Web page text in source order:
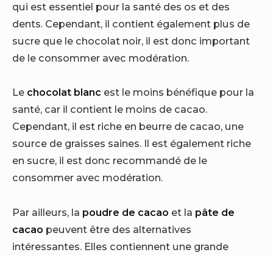
qui est essentiel pour la santé des os et des
dents. Cependant, il contient également plus de
sucre que le chocolat noir, il est donc important
de le consommer avec modération.
Le chocolat blanc est le moins bénéfique pour la
santé, car il contient le moins de cacao.
Cependant, il est riche en beurre de cacao, une
source de graisses saines. Il est également riche
en sucre, il est donc recommandé de le
consommer avec modération.
Par ailleurs, la poudre de cacao et la pâte de
cacao peuvent être des alternatives
intéressantes. Elles contiennent une grande